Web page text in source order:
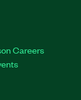
Careers